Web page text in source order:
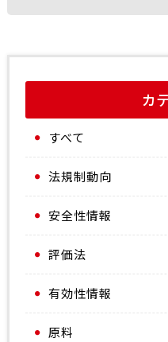
カ
すべて
法規制動向
安全性情報
評価法
有効性情報
原料